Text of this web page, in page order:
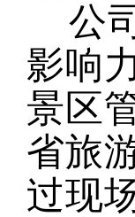
公
影响
景区
省旅
过现